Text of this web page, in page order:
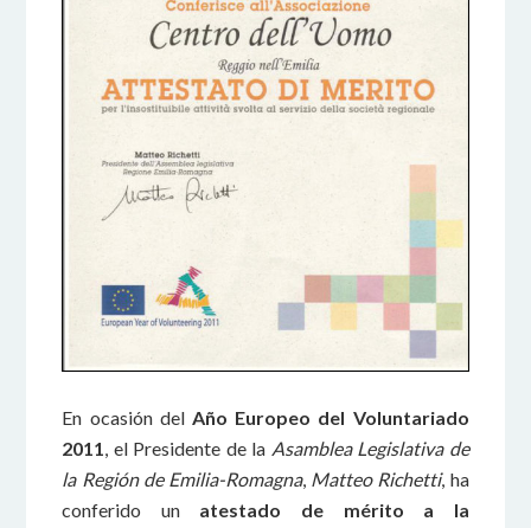
En ocasión del Año Europeo del Voluntariado
2011, el Presidente de la Asamblea Legislativa de
la Región de Emilia-Romagna, Matteo Richetti, ha
conferido un atestado de mérito a la